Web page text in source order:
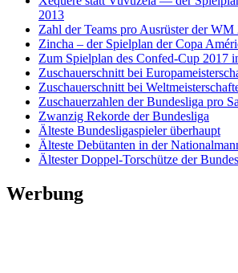
2013
Zahl der Teams pro Ausrüster der
Zincha – der Spielplan der Copa
Zum Spielplan des Confed-Cup 2017
Zuschauerschnitt bei
Zuschauerschnitt bei
Zuschauerzahlen der Bundesliga pro
Zwanzig Rekorde der Bundesliga
Älteste Bundesligaspieler überhaupt
Älteste Debütanten in der
Ältester Doppel-Torschütze der
Werbung